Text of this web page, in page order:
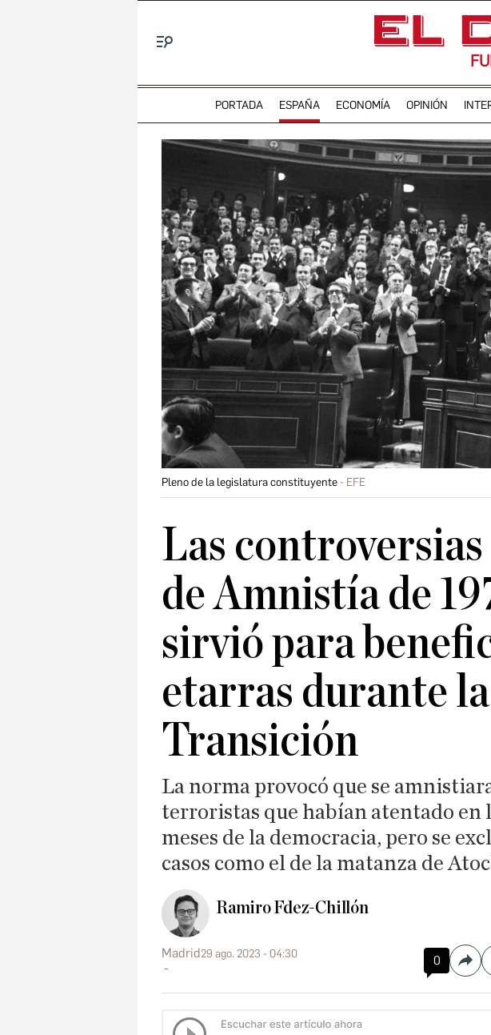
PORTADA ESPAÑA ECONOMÍA OPINIÓN
Pleno de la legislatura constituyente EFE
Las controversias
de Amnistía de
sirvió para
etarras durante la
Transición
La norma provocó que se
terroristas que habían atentado en
meses de la democracia, pero se
casos como el de la matanza de
Ramiro Fdez-Chillón
Madrid29 ago. 2023 - 04:30 0